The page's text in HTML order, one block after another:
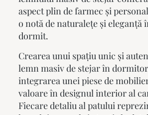
aspect plin de farmec și
o notă de naturalețe și eleganță
dormit.
Crearea unui spațiu unic și
lemn masivde stejar în
integrarea unei piese de
valoare în designul interior al
Fiecare detaliu al patului